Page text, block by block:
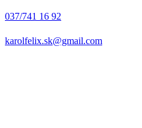
037/741 16 92
karolfelix.sk@gmail.com